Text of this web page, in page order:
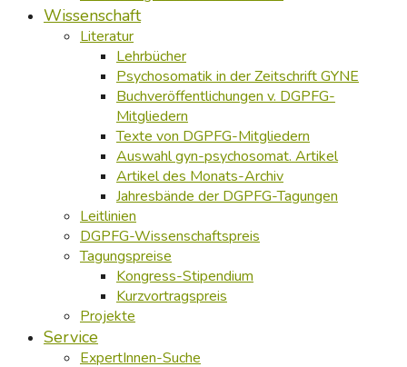
Wissenschaft
Literatur
Lehrbücher
Psychosomatik in der Zeitschrift GYNE
Buchveröffentlichungen v. DGPFG-
Mitgliedern
Texte von DGPFG-Mitgliedern
Auswahl gyn-psychosomat. Artikel
Artikel des Monats-Archiv
Jahresbände der DGPFG-Tagungen
Leitlinien
DGPFG-Wissenschaftspreis
Tagungspreise
Kongress-Stipendium
Kurzvortragspreis
Projekte
Service
ExpertInnen-Suche